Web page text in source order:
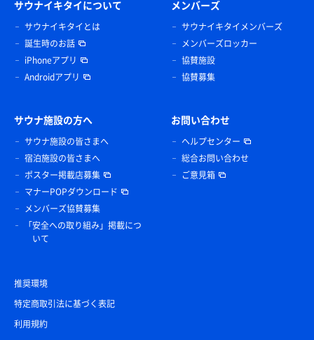
サウナイキタイについて
サウナイキタイとは
誕生時のお話
iPhoneアプリ
Androidアプリ
メンバーズ
サウナイキタイメンバーズ
メンバーズロッカー
協賛施設
協賛募集
サウナ施設の方へ
サウナ施設の皆さまへ
宿泊施設の皆さまへ
ポスター掲載店募集
マナーPOPダウンロード
メンバーズ協賛募集
「安全への取り組み」掲載につ
いて
お問い合わせ
ヘルプセンター
総合お問い合わせ
ご意見箱
推奨環境
特定商取引法に基づく表記
利用規約